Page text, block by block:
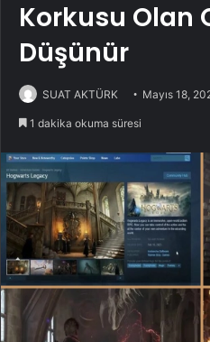
Korkusu Olan
Düşünür
SUAT AKTÜRK Mayıs 18,
1 dakika okuma süresi